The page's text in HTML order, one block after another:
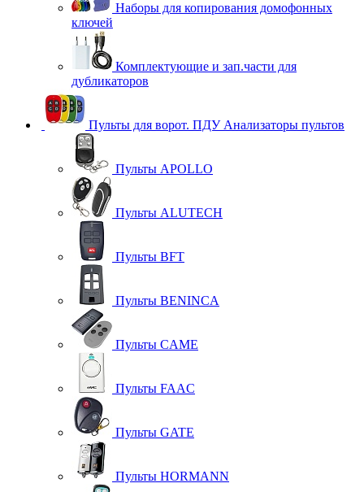
Наборы для копирования домофонных
ключей
Комплектующие и зап.части для
дубликаторов
Пульты для ворот. ПДУ Анализаторы пультов
Пульты APOLLO
Пульты ALUTECH
Пульты BFT
Пульты BENINCA
Пульты CAME
Пульты FAAC
Пульты GATE
Пульты HORMANN